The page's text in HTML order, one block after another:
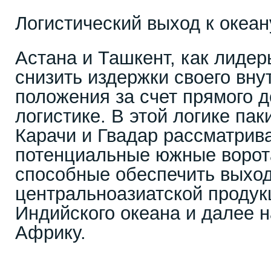
Логистический выход к
Астана и Ташкент, как
снизить издержки своего
положения за счет прямого
логистике. В этой логике
Карачи и Гвадар
потенциальные южные
способные обеспечить
центральноазиатской
Индийского океана и далее
Африку.